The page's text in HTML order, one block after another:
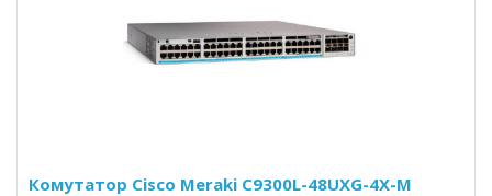
Комутатор Cisco Meraki C9300L-48UXG-4X-M